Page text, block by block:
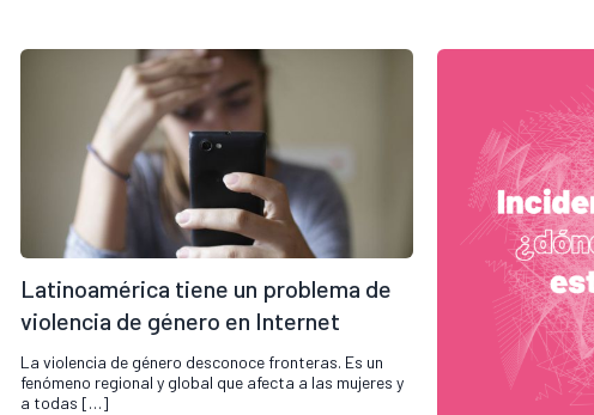
Latinoamérica tiene un problema de
violencia de género en Internet
La violencia de género desconoce fronteras. Es un
fenómeno regional y global que afecta a las mujeres y
a todas […]